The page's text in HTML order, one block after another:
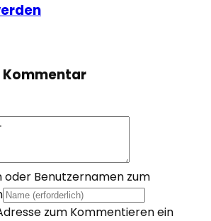
Kommentar
oder Benutzernamen zum
zum Kommentieren ein